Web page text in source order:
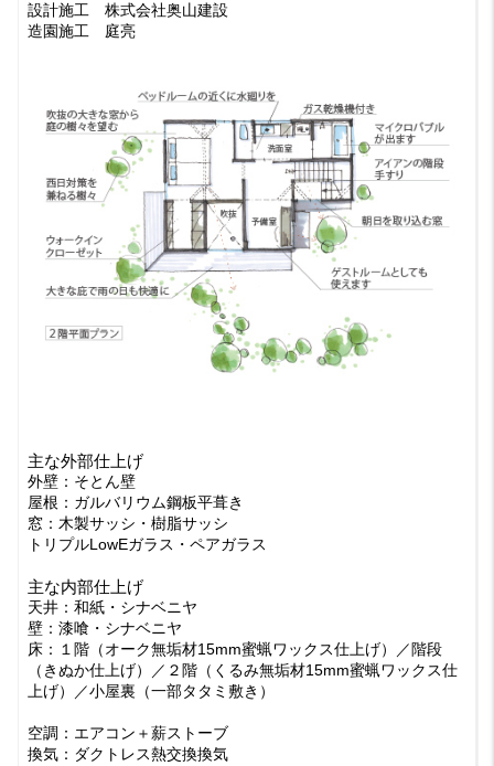
設計施工 株式会社奥山建設
造園施工 庭亮
主な外部仕上げ
外壁：そとん壁
屋根：ガルバリウム鋼板平葺き
窓：木製サッシ・樹脂サッシ
トリプルLowEガラス・ペアガラス
主な内部仕上げ
天井：和紙・シナベニヤ
壁：漆喰・シナベニヤ
床：１階（オーク無垢材15mm蜜蝋ワックス仕上げ）／階段
（きぬか仕上げ）／２階（くるみ無垢材15mm蜜蝋ワックス仕
上げ）／小屋裏（一部タタミ敷き）
空調：エアコン＋薪ストーブ
換気：ダクトレス熱交換換気